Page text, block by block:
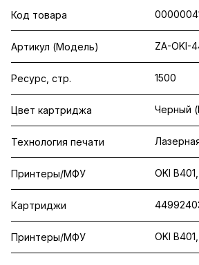
Код товара
Артикул (Модель) ZA-OKI-
Ресурс, стр. 1500
Цвет картриджа Черный
Технология печати
Принтеры/МФУ OKI
Картриджи
Принтеры/МФУ OKI